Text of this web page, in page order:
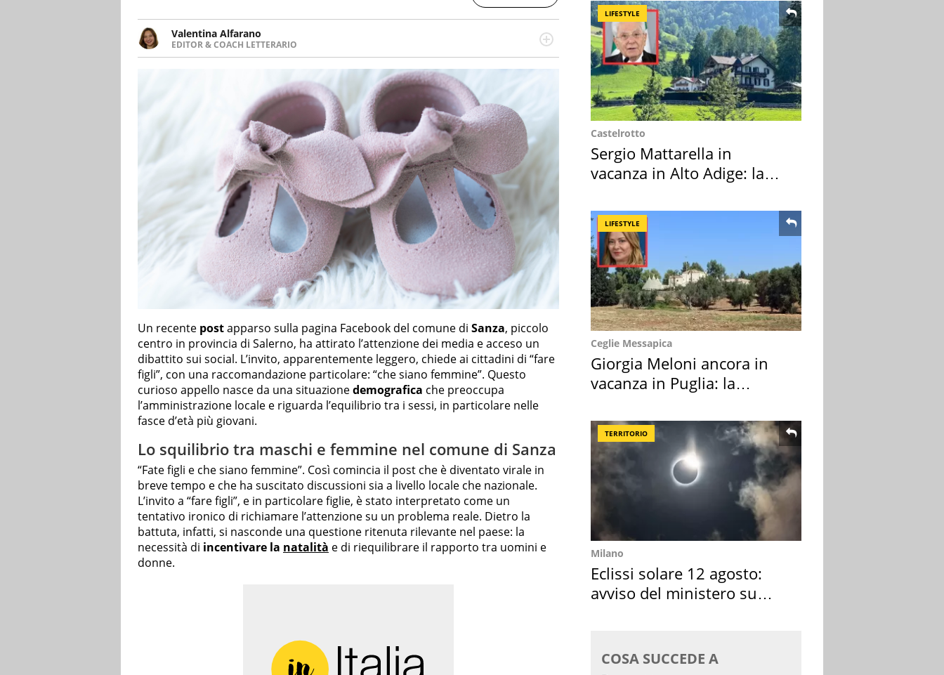
Valentina Alfarano
EDITOR & COACH LETTERARIO
Lavorare con le storie è la mia missione! Specializzata in storytelling di viaggi,
lavoro come editor di narrativa e coach di scrittura creativa.
Un recente postapparso sulla pagina Facebook del comune di Sanza, piccolo
centro in provincia di Salerno, ha attirato l’attenzione dei media e acceso un
dibattito sui social. L’invito, apparentemente leggero, chiede ai cittadini di “fare
figli”, con una raccomandazione particolare: “che siano femmine”. Questo
curioso appello nasce da una situazionedemografica che preoccupa
l’amministrazione locale e riguarda l’equilibrio tra i sessi, in particolare nelle
fasce d’età più giovani.
Lo squilibrio tra maschi e femmine nel comune di Sanza
“Fate figli e che siano femmine”. Così comincia il post che è diventato virale in
breve tempo e che ha suscitato discussioni sia a livello locale che nazionale.
L’invito a “fare figli”, e in particolare figlie, è stato interpretato come un
tentativo ironico di richiamare l’attenzione su un problema reale. Dietro la
battuta, infatti, si nasconde una questione ritenuta rilevante nel paese: la
necessità di incentivare la natalità e di riequilibrare il rapporto tra uomini e
donne.
LIFESTYLE
Castelrotto
Sergio Mattarella in
vacanza in Alto Adige: la
LIFESTYLE
Ceglie Messapica
Giorgia Meloni ancora in
vacanza in Puglia: la
TERRITORIO
Milano
Eclissi solare 12 agosto:
avviso del ministero su